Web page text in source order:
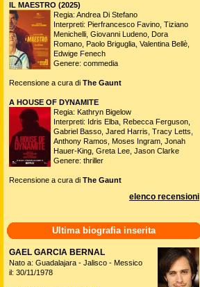
IL MAESTRO (2025)
Regia: Andrea Di Stefano
Interpreti: Pierfrancesco Favino, Tiziano
Menichelli, Giovanni Ludeno, Dora
Romano, Paolo Briguglia, Valentina Bellè,
Edwige Fenech
Genere: commedia
Recensione a cura di The Gaunt
A HOUSE OF DYNAMITE
Regia: Kathryn Bigelow
Interpreti: Idris Elba, Rebecca Ferguson,
Gabriel Basso, Jared Harris, Tracy Letts,
Anthony Ramos, Moses Ingram, Jonah
Hauer-King, Greta Lee, Jason Clarke
Genere: thriller
Recensione a cura di The Gaunt
elenco recensioni
Ultima biografia inserita
GAEL GARCIA BERNAL
Nato a: Guadalajara - Jalisco - Messico
il: 30/11/1978